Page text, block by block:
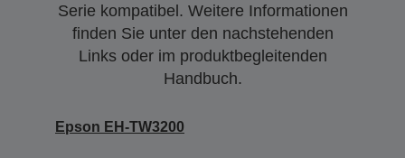
Serie kompatibel. Weitere Informationen
finden Sie unter den nachstehenden
Links oder im produktbegleitenden
Handbuch.
Epson EH-TW3200